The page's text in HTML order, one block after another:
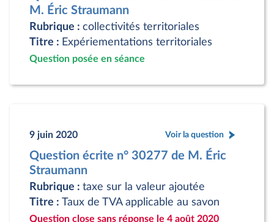
M. Éric Straumann
Rubrique : collectivités territoriales
Titre : Expériementations territoriales
Question posée en séance
9 juin 2020 Voir la question
Question écrite n° 30277 de M. Éric
Straumann
Rubrique : taxe sur la valeur ajoutée
Titre : Taux de TVA applicable au savon
Question close sans réponse le 4 août 2020